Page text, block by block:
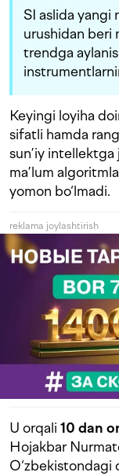
SI aslida yangi
urushidan beri
trendga
Keyingi loyiha
sifatli hamda
sun’iy
ma’lum
yomon bo‘lmadi.
reklama joylashtirish
U orqali 10 dan
Hojakbar
O‘zbekistondagi